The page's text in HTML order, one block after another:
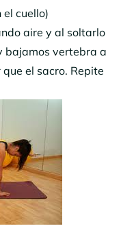
el cuello)
aire y al soltarlo
bajamos vertebra a
el sacro. Repite